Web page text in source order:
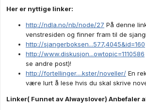
Her er nyttige linker:
http://ndla.no/nb/node/27 På denne
venstresiden og finner fram til de
http://sjangerboksen...577,4045&id=160
http://www.diskusjon...owtopic=1110586
se andre post)!
http://fortellinger....kster/noveller/ En
være lurt å lese hvis du skal skrive
Linker( Funnet av Alwayslover) Anbefaler